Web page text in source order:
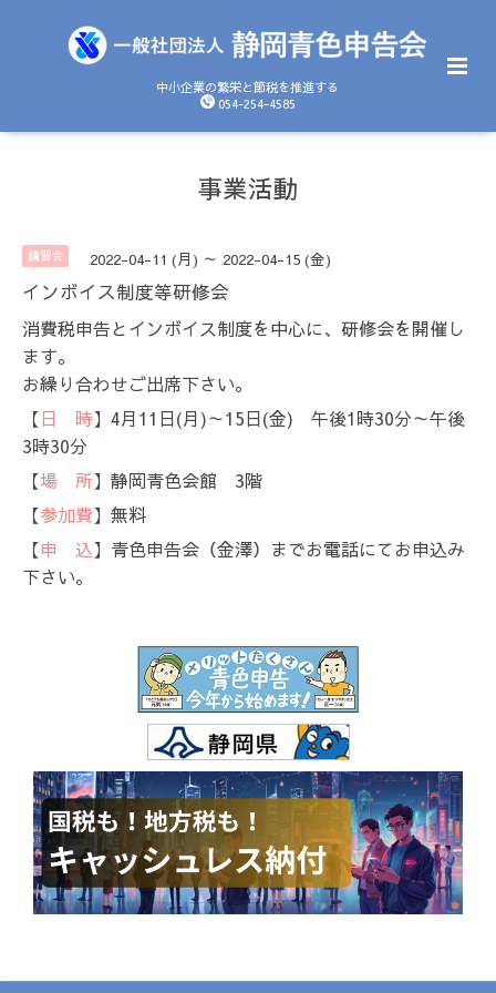
中小企業の繁栄と節税を推進する
054-254-4585
事業活動
講習会 2022-04-11 (月) ～ 2022-04-15 (金)
インボイス制度等研修会
消費税申告とインボイス制度を中心に、研修会を開催し
ます。
お繰り合わせご出席下さい。
【日 時】4月11日(月)～15日(金) 午後1時30分～午後
3時30分
【場 所】静岡青色会館 3階
【参加費】無料
【申 込】青色申告会（金澤）までお電話にてお申込み
下さい。